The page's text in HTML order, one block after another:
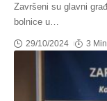
Završeni su glavni
bolnice u
29/10/2024 3